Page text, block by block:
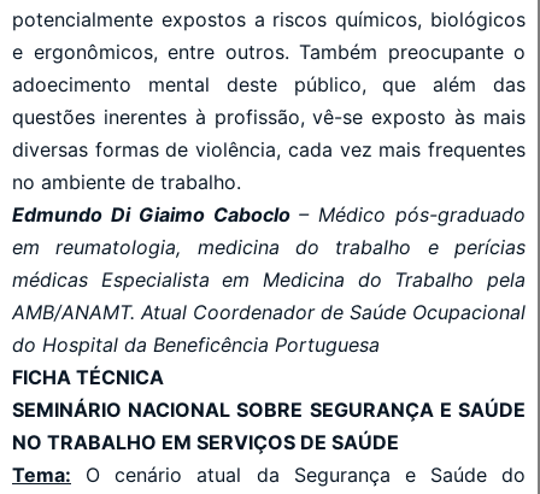
potencialmente expostos a riscos químicos, biológicos
e ergonômicos, entre outros. Também preocupante o
adoecimento mental deste público, que além das
questões inerentes à profissão, vê-se exposto às mais
diversas formas de violência, cada vez mais frequentes
no ambiente de trabalho.
Edmundo Di Giaimo Caboclo – Médico pós-graduado
em reumatologia, medicina do trabalho e perícias
médicas Especialista em Medicina do Trabalho pela
AMB/ANAMT. Atual Coordenador de Saúde Ocupacional
do Hospital da Beneficência Portuguesa
FICHA TÉCNICA
SEMINÁRIO NACIONAL SOBRE SEGURANÇA E SAÚDE
NO TRABALHO EM SERVIÇOS DE SAÚDE
Tema: O cenário atual da Segurança e Saúde do